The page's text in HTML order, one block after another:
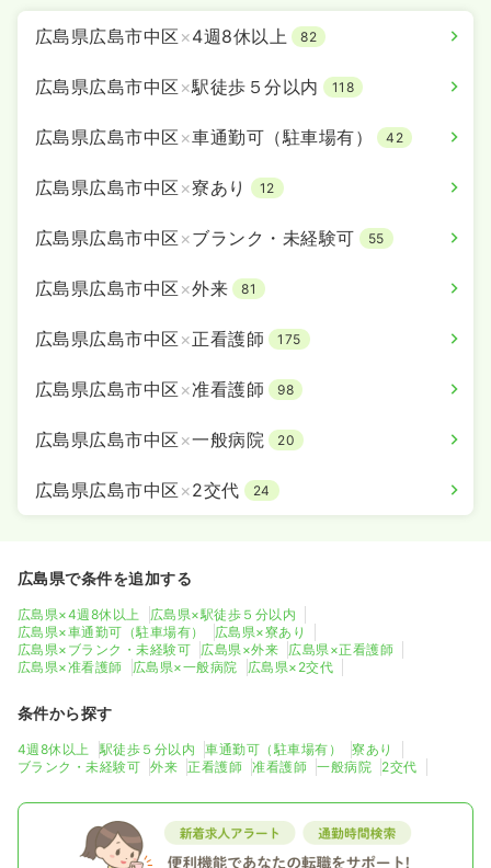
広島県広島市中区 ×4週8休以上 82
広島県広島市中区 ×駅徒歩５分以内 118
広島県広島市中区 ×車通勤可（駐車場有） 42
広島県広島市中区 ×寮あり 12
広島県広島市中区 ×ブランク・未経験可 55
広島県広島市中区 ×外来 81
広島県広島市中区 ×正看護師 175
広島県広島市中区 ×准看護師 98
広島県広島市中区 ×一般病院 20
広島県広島市中区 ×2交代 24
広島県で条件を追加する
広島県×4週8休以上
広島県×駅徒歩５分以内
広島県×車通勤可（駐車場有）
広島県×寮あり
広島県×ブランク・未経験可
広島県×外来
広島県×正看護師
広島県×准看護師
広島県×一般病院 広島県×2交代
条件から探す
4週8休以上 駅徒歩５分以内 車通勤可（駐車場有）
寮あり
ブランク・未経験可
外来 正看護師 准看護師 一般病院 2交代